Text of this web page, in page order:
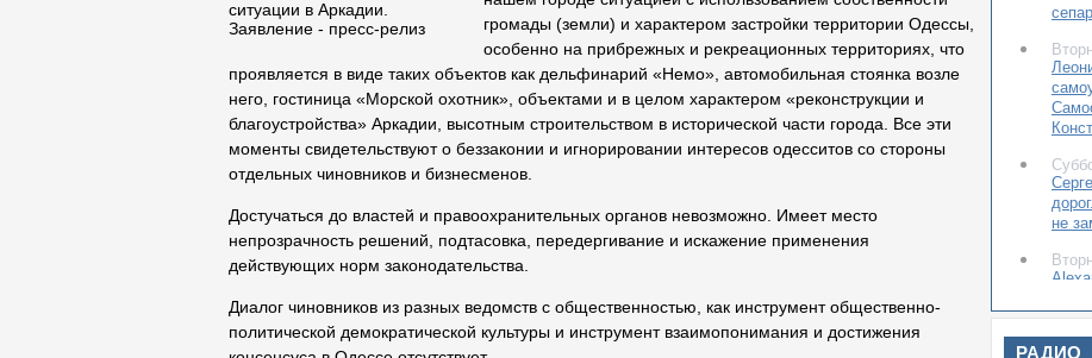
громады (земли) и характером застройки территории Одессы,
особенно на прибрежных и рекреационных территориях, что
проявляется в виде таких объектов как дельфинарий «Немо», автомобильная стоянка возле
него, гостиница «Морской охотник», объектами и в целом характером «реконструкции и
благоустройства» Аркадии, высотным строительством в исторической части города. Все эти
моменты свидетельствуют о беззаконии и игнорировании интересов одесситов со стороны
отдельных чиновников и бизнесменов.
Достучаться до властей и правоохранительных органов невозможно. Имеет место
непрозрачность решений, подтасовка, передергивание и искажение применения
действующих норм законодательства.
Диалог чиновников из разных ведомств с общественностью, как инструмент общественно-
политической демократической культуры и инструмент взаимопонимания и достижения
не
РАДИО